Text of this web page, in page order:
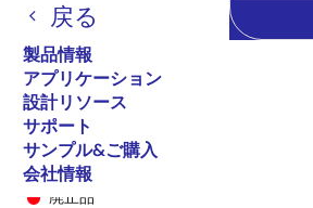
戻る
製品情報
アプリケーション
設計リソース
サポート
サンプル&ご購入
会社情報
く
ず
70T34S25BFI8
廃止品